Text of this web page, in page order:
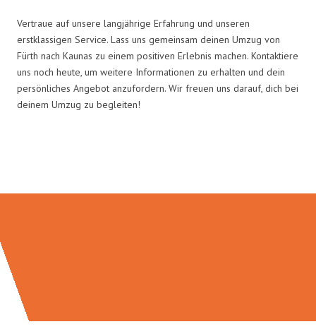
Vertraue auf unsere langjährige Erfahrung und unseren
erstklassigen Service. Lass uns gemeinsam deinen Umzug von
Fürth nach Kaunas zu einem positiven Erlebnis machen. Kontaktiere
uns noch heute, um weitere Informationen zu erhalten und dein
persönliches Angebot anzufordern. Wir freuen uns darauf, dich bei
deinem Umzug zu begleiten!